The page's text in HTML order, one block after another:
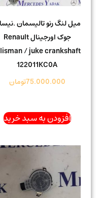
میل لنگ رنو تالیسمان .نیسان
جوک اورجینال Renault
talisman / juke crankshaft
122011KC0A
75.000.000تومان
افزودن به سبد خرید